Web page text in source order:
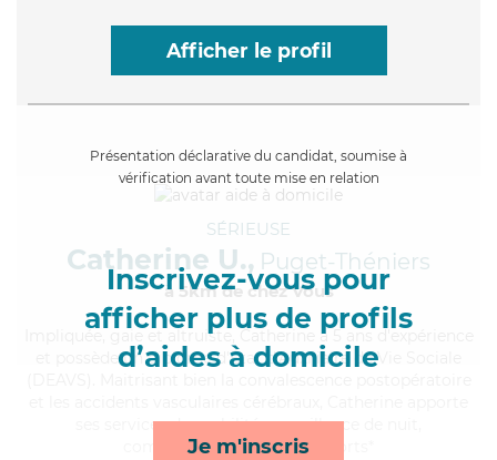
Afficher le profil
Présentation déclarative du candidat, soumise à
vérification avant toute mise en relation
Inscrivez-vous pour
afficher plus de profils
d’aides à domicile
Je m'inscris
SÉRIEUSE
Catherine U., Puget-Théniers
à 5km de chez Vous
, gaie et altruiste, Catherine a 5 ans d'expérience
et possède un diplôme d'État d'Auxiliaire de Vie Sociale
ses services de mobilité, surveillance de nuit,
compagnie/loisirs et transports*